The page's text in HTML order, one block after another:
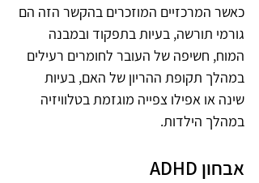
כאשר המרכזיים המוזכרים בהקשר הזה הם
גורמי תורשה, בעיות בתפקוד ובמבנה
המוח, חשיפה של העובר לחומרים רעילים
במהלך תקופת ההריון של האם, בעיות
שינה או אפילו צפייה מוגזמת בטלוויזיה
במהלך הילדות.
אבחון ADHD